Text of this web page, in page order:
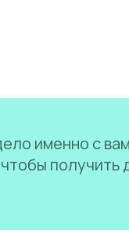
именно с
получить